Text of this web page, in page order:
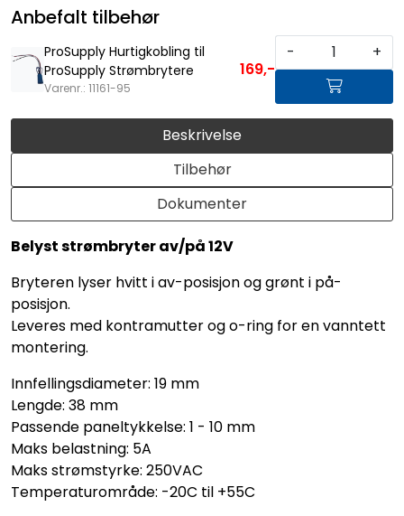
Beskrivelse
Tilbehør
Dokumenter
Belyst strømbryter av/på 12V
Bryteren lyser hvitt i av-posisjon og grønt i på-
posisjon.
Leveres med kontramutter og o-ring for en vanntett
montering.
Innfellingsdiameter: 19 mm
Lengde: 38 mm
Passende paneltykkelse: 1 - 10 mm
Maks belastning: 5A
Maks strømstyrke: 250VAC
Temperaturområde: -20C til +55C
Anbefalt tilbehør
ProSupply Hurtigkobling til
ProSupply Strømbrytere
Varenr.: 11161-95
169,-
- +